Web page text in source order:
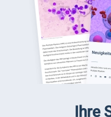
Ihre